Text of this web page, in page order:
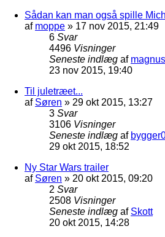
Sådan kan man også spille
af moppe » 17 nov 2015, 21:49
6 Svar
4496 Visninger
Seneste indlæg af
23 nov 2015, 19:40
Til juletræet...
af Søren » 29 okt 2015, 13:27
3 Svar
3106 Visninger
Seneste indlæg af
29 okt 2015, 18:52
Ny Star Wars trailer
af Søren » 20 okt 2015, 09:20
2 Svar
2508 Visninger
Seneste indlæg af Skott
20 okt 2015, 14:28